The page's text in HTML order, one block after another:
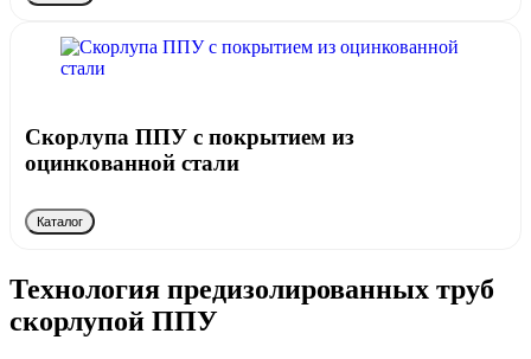
Скорлупа ППУ с покрытием из
оцинкованной стали
Каталог
Технология предизолированных труб
скорлупой ППУ